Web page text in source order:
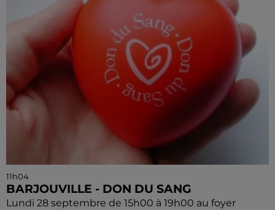
11h04
BARJOUVILLE - DON DU SANG
Lundi 28 septembre de 15h00 à 19h00 au foyer